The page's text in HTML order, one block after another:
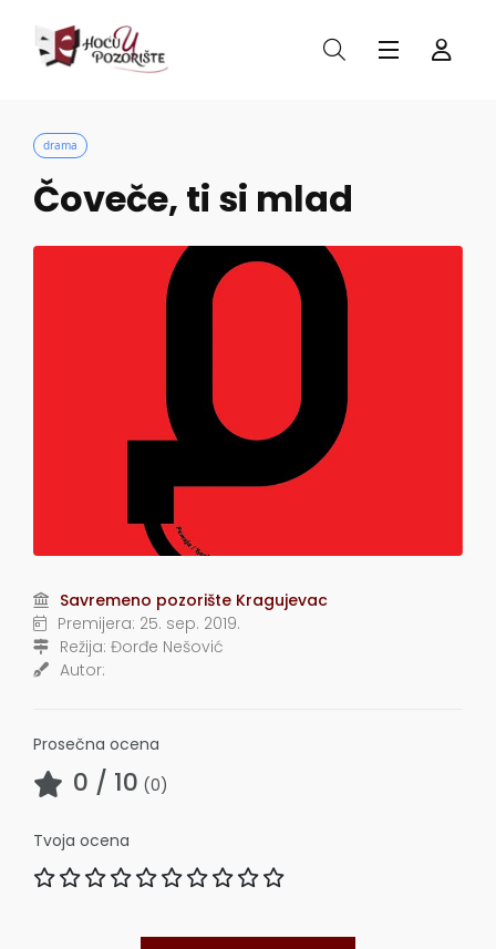
drama
Čoveče, ti si mlad
Savremeno pozorište Kragujevac
Premijera: 25. sep. 2019.
Režija: Đorđe Nešović
Autor:
Prosečna ocena
0 / 10 (0)
Tvoja ocena